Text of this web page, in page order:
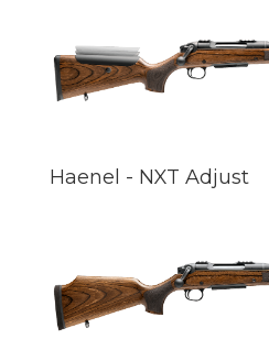
Haenel - NXT Adjust